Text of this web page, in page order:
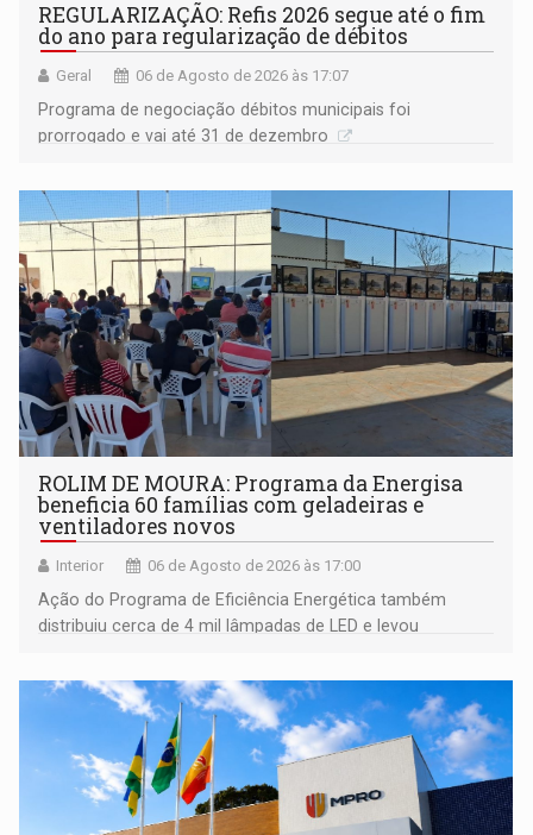
REGULARIZAÇÃO: Refis 2026 segue até o fim
do ano para regularização de débitos
Geral 06 de Agosto de 2026 às 17:07
Programa de negociação débitos municipais foi
prorrogado e vai até 31 de dezembro
ROLIM DE MOURA: Programa da Energisa
beneficia 60 famílias com geladeiras e
ventiladores novos
Interior 06 de Agosto de 2026 às 17:00
Ação do Programa de Eficiência Energética também
distribuiu cerca de 4 mil lâmpadas de LED e levou
comunidade